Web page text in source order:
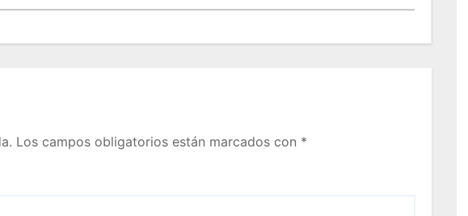
Los campos obligatorios están marcados con *